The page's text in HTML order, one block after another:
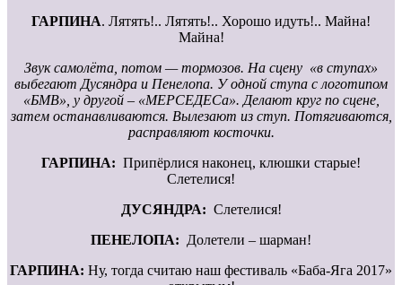
ГАРПИНА. Лятять!.. Лятять!.. Хорошо идуть!.. Майна!
Майна!
Звук самолёта, потом — тормозов. На сцену «в ступах»
выбегают Дусяндра и Пенелопа. У одной ступа с логотипом
«БМВ», у другой – «МЕРСЕДЕСа». Делают круг по сцене,
затем останавливаются. Вылезают из ступ. Потягиваются,
расправляют косточки.
ГАРПИНА: Припёрлися наконец, клюшки старые!
Слетелися!
ДУСЯНДРА: Слетелися!
ПЕНЕЛОПА: Долетели – шарман!
ГАРПИНА: Ну, тогда считаю наш фестиваль «Баба-Яга 2017»